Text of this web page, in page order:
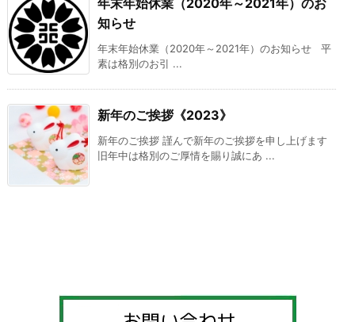
年末年始休業（2020年～2021年）のお
知らせ
年末年始休業（2020年～2021年）のお知らせ 平
素は格別のお引 ...
新年のご挨拶《2023》
新年のご挨拶 謹んで新年のご挨拶を申し上げます
旧年中は格別のご厚情を賜り誠にあ ...